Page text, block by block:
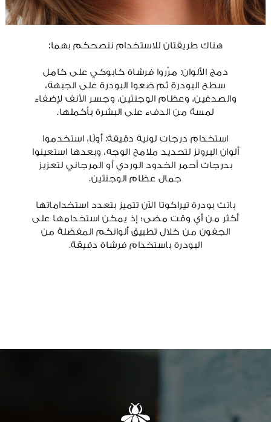
هناك طريقتان للاستخدام ننصحكم بهما:
دمج الألوان: مرِّروا فرشاة كابوكي على كامل
سطح البودرة ثم ضعوا البودرة على الجبهة،
والصدغين، وعظام الوجنتَين، وجسر الأنف لإضفاء
لمسة من الدفء على البشرة بأكملها.
استخدام درجات لونية دقيقة: أولًا، استخدموا
ألوان البرونز لتحديد ملامح الوجه، وبعدها استعينوا
بدرجات أحمر الخدود الوردي أو المرجاني لتعزيز
جمال عظام الوجنتَين.
باتت بودرة تيراكوتا الآن تتميز بتعدد استخداماتها
أكثر من أي وقت مضى؛ إذ يمكن استخدامها على
الجفون من خلال تطبيق ألوانكم المفضلة من
البودرة باستخدام فرشاة دقيقة.